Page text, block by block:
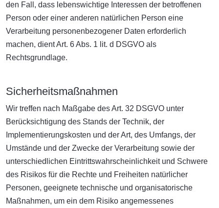
den Fall, dass lebenswichtige Interessen der betroffenen
Person oder einer anderen natürlichen Person eine
Verarbeitung personenbezogener Daten erforderlich
machen, dient Art. 6 Abs. 1 lit. d DSGVO als
Rechtsgrundlage.
Sicherheitsmaßnahmen
Wir treffen nach Maßgabe des Art. 32 DSGVO unter
Berücksichtigung des Stands der Technik, der
Implementierungskosten und der Art, des Umfangs, der
Umstände und der Zwecke der Verarbeitung sowie der
unterschiedlichen Eintrittswahrscheinlichkeit und Schwere
des Risikos für die Rechte und Freiheiten natürlicher
Personen, geeignete technische und organisatorische
Maßnahmen, um ein dem Risiko angemessenes